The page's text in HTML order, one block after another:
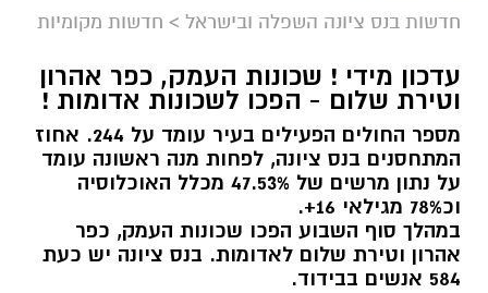
חדשות בנס ציונה השפלה ובישראל > חדשות מקומיות
עדכון מידי ! שכונות העמק, כפר אהרון
וטירת שלום - הפכו לשכונות אדומות !
מספר החולים הפעילים בעיר עומד על 244. אחוז
המתחסנים בנס ציונה, לפחות מנה ראשונה עומד
על נתון מרשים של 47.53% מכלל האוכלוסיה
וכ78% מגילאי 16+.
במהלך סוף השבוע הפכו שכונות העמק, כפר
אהרון וטירת שלום לאדומות. בנס ציונה יש כעת
584 אנשים בבידוד.